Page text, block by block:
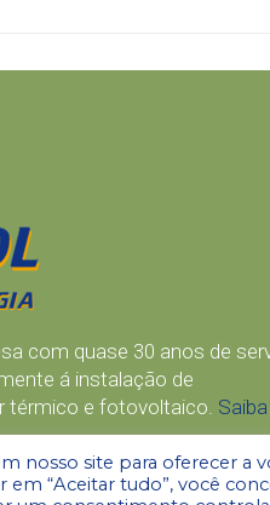
com quase 30 anos de
á instalação de
térmico e fotovoltaico.
Lda. | Desenvolvido por
nosso site para oferecer a
em “Aceitar tudo”, você